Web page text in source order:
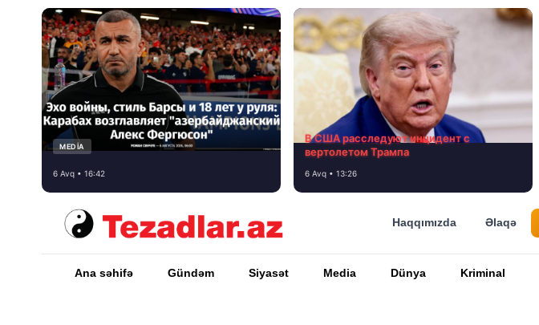
MEDİA
6 Avq • 16:42
В США расследуют инцидент с
вертолетом Трампа
6 Avq • 13:26
Haqqımızda Əlaqə
Ana səhifə Gündəm Siyasət Media Dünya Kriminal